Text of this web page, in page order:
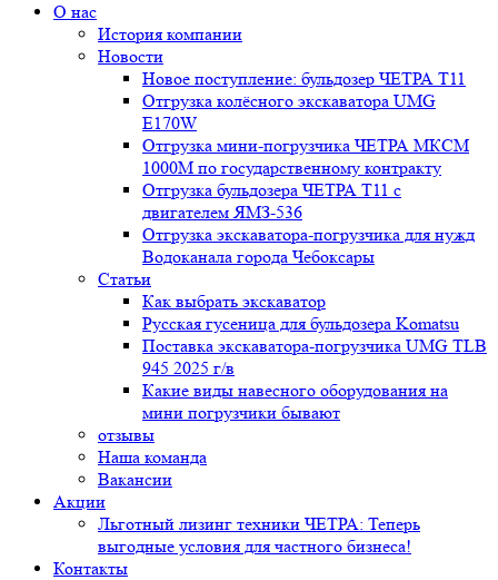
О нас
История компании
Новости
Новое поступление: бульдозер ЧЕТРА Т11
Отгрузка колёсного экскаватора UMG
E170W
Отгрузка мини-погрузчика ЧЕТРА МКСМ
1000М по государственному контракту
Отгрузка бульдозера ЧЕТРА Т11 с
двигателем ЯМЗ-536
Отгрузка экскаватора-погрузчика для нужд
Водоканала города Чебоксары
Статьи
Как выбрать экскаватор
Русская гусеница для бульдозера Komatsu
Поставка экскаватора-погрузчика UMG TLB
945 2025 г/в
Какие виды навесного оборудования на
мини погрузчики бывают
отзывы
Наша команда
Вакансии
Акции
Льготный лизинг техники ЧЕТРА: Теперь
выгодные условия для частного бизнеса!
Контакты